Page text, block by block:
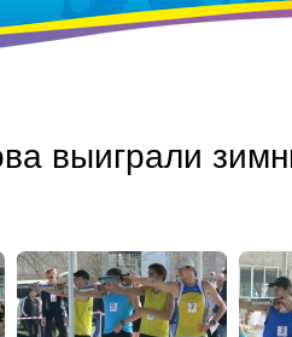
выиграли